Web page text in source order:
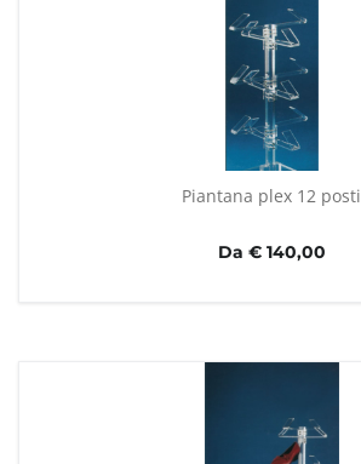
Piantana plex 12 posti
Da € 140,00